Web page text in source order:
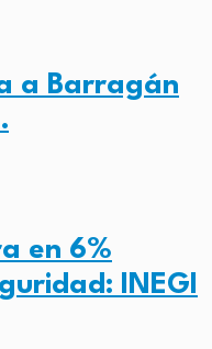
a Barragán
en 6%
INEGI